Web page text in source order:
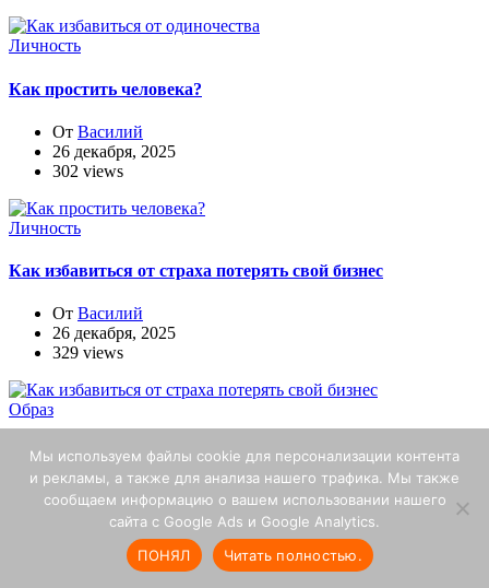
Личность
Как простить человека?
От Василий
26 декабря, 2025
302 views
Личность
Как избавиться от страха потерять свой бизнес
От Василий
26 декабря, 2025
329 views
Образ
Главные правила, чтобы полюбить себя
ОтВасилий
26 декабря, 2025
Мы используем файлы cookie для персонализации контента
и рекламы, а также для анализа нашего трафика. Мы также
сообщаем информацию о вашем использовании нашего
сайта с Google Ads и Google Analytics.
ПОНЯЛ
Читать полностью.